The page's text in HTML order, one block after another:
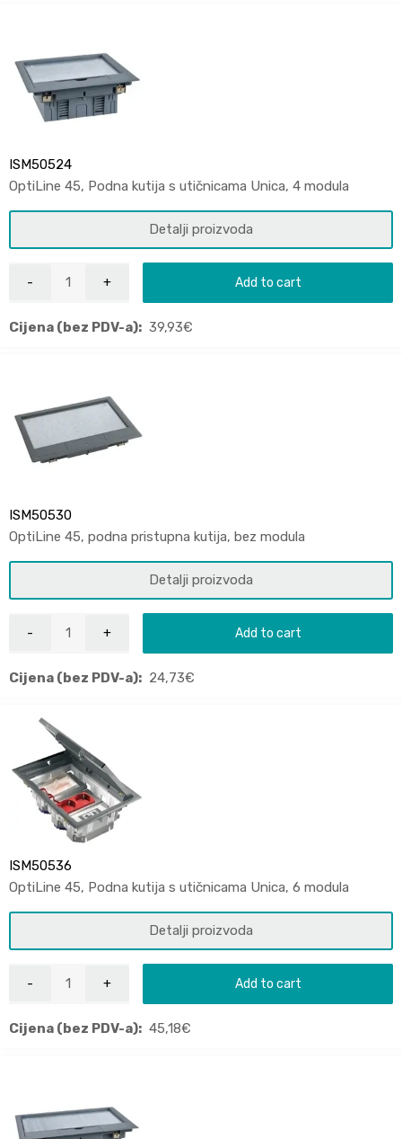
ISM50524
OptiLine 45, Podna kutija s utičnicama Unica, 4 modula
Detalji proizvoda
Add to cart
Cijena (bez PDV-a): 39,93€
ISM50530
OptiLine 45, podna pristupna kutija, bez modula
Detalji proizvoda
Add to cart
Cijena (bez PDV-a): 24,73€
ISM50536
OptiLine 45, Podna kutija s utičnicama Unica, 6 modula
Detalji proizvoda
Add to cart
Cijena (bez PDV-a): 45,18€